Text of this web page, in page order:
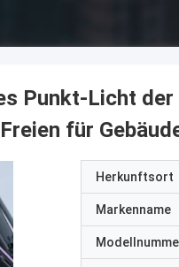
Punkt-Licht
für
Herkunftsort
Markenname